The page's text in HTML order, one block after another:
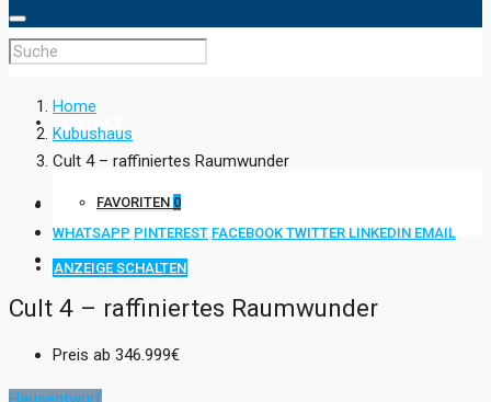
ANBIETER
FAVORITEN 0
ANZEIGE SCHALTEN
Home
Kubushaus
Cult 4 – raffiniertes Raumwunder
WHATSAPP PINTEREST FACEBOOK TWITTER LINKEDIN EMAIL
Cult 4 – raffiniertes Raumwunder
Preis ab 346.999€